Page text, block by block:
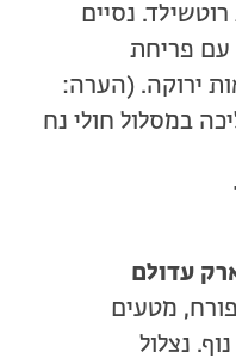
נסיים
עם פריחת
ירוקה. (הערה:
במסלול חולי נח
מטעים
נצלול